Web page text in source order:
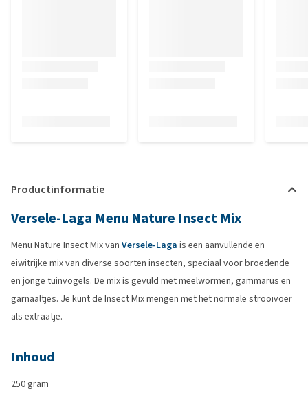
Productinformatie
Versele-Laga Menu Nature Insect Mix
Menu Nature Insect Mix van Versele-Laga is een aanvullende en
eiwitrijke mix van diverse soorten insecten, speciaal voor broedende
en jonge tuinvogels. De mix is gevuld met meelwormen, gammarus en
garnaaltjes. Je kunt de Insect Mix mengen met het normale strooivoer
als extraatje.
Inhoud
250 gram